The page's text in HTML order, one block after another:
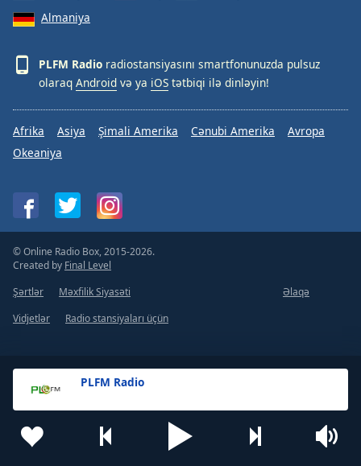
PLFM Radio
Almaniya
PLFM Radio radiostansiyasını smartfonunuzda pulsuz
olaraq Android və ya iOS tətbiqi ilə dinləyin!
Afrika Asiya Şimali Amerika Cənubi Amerika
Avropa
Okeaniya
© Online Radio Box, 2015-2026.
Created by Final Level
Şərtlər
Məxfilik Siyasəti
Əlaqə
Vidjetlər
Radio stansiyaları üçün